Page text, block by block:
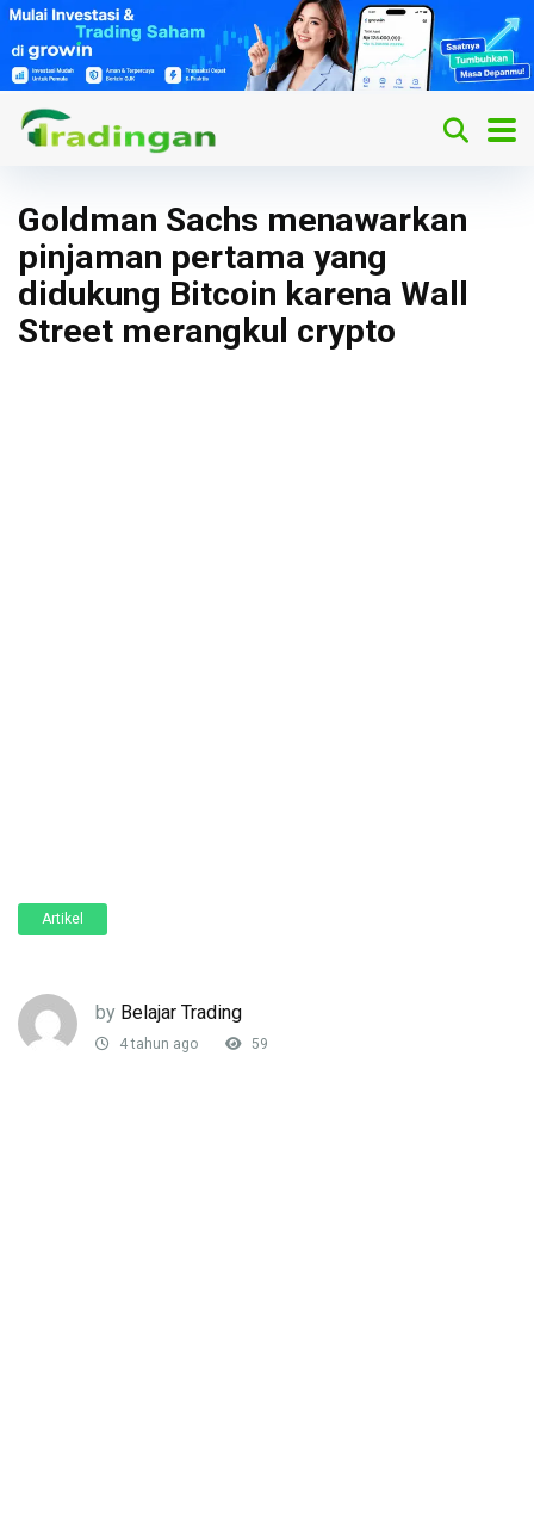
Goldman Sachs menawarkan
pinjaman pertama yang
didukung Bitcoin karena Wall
Street merangkul crypto
Artikel
by Belajar Trading
4 tahun ago 59